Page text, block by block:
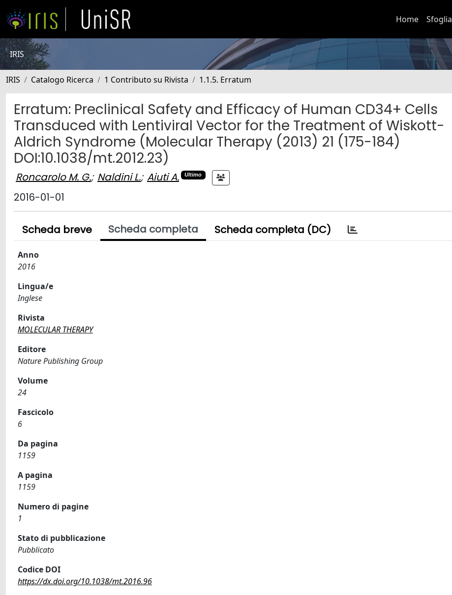
Home Sfoglia
IRIS
IRIS Catalogo Ricerca 1 Contributo su Rivista 1.1.5. Erratum
Erratum: Preclinical Safety and Efficacy of Human CD34+ Cells
Transduced with Lentiviral Vector for the Treatment of Wiskott-
Aldrich Syndrome (Molecular Therapy (2013) 21 (175-184)
DOI:10.1038/mt.2012.23)
Roncarolo M. G.; Naldini L.; Aiuti A. Ultimo
2016-01-01
Scheda breve Scheda completa Scheda completa (DC)
Anno
2016
Lingua/e
Inglese
Rivista
MOLECULAR THERAPY
Editore
Nature Publishing Group
Volume
24
Fascicolo
6
Da pagina
1159
A pagina
1159
Numero di pagine
1
Stato di pubblicazione
Pubblicato
Codice DOI
https://dx.doi.org/10.1038/mt.2016.96